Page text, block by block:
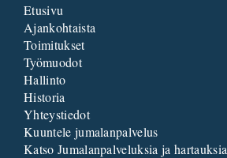
Etusivu
Ajankohtaista
Toimitukset
Työmuodot
Hallinto
Historia
Yhteystiedot
Kuuntele jumalanpalvelus
Katso Jumalanpalveluksia ja hartauksia